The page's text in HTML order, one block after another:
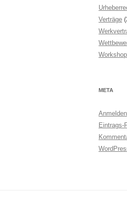
Verträge
Workshop
META
Anmelden
Eintrags-